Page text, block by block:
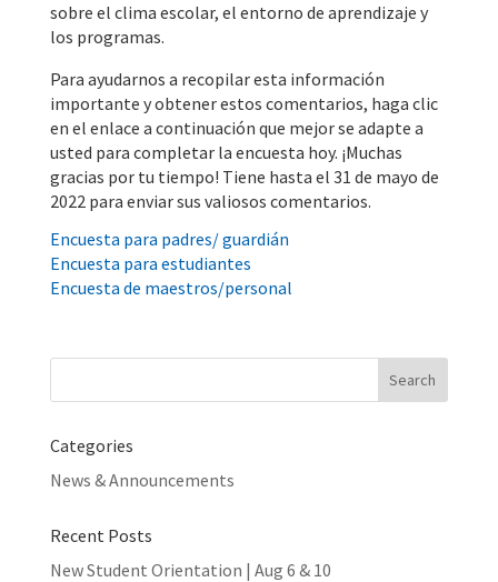
sobre el clima escolar, el entorno de aprendizaje y
los programas.
Para ayudarnos a recopilar esta información
importante y obtener estos comentarios, haga clic
en el enlace a continuación que mejor se adapte a
usted para completar la encuesta hoy. ¡Muchas
gracias por tu tiempo! Tiene hasta el 31 de mayo de
2022 para enviar sus valiosos comentarios.
Encuesta para padres/ guardián
Encuesta para estudiantes
Encuesta de maestros/personal
Categories
News & Announcements
Recent Posts
New Student Orientation | Aug 6 & 10